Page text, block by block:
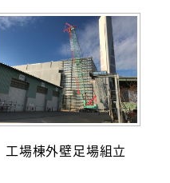
工場棟外壁足場組立